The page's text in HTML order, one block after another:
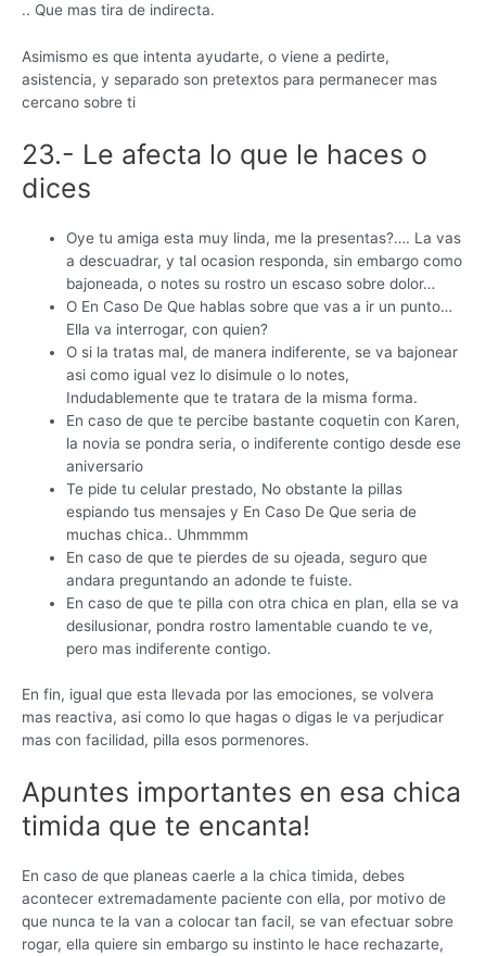
.. Que mas tira de indirecta.
Asimismo es que intenta ayudarte, o viene a pedirte,
asistencia, y separado son pretextos para permanecer mas
cercano sobre ti
23.- Le afecta lo que le haces o
dices
Oye tu amiga esta muy linda, me la presentas?…. La vas
a descuadrar, y tal ocasion responda, sin embargo como
bajoneada, o notes su rostro un escaso sobre dolor…
O En Caso De Que hablas sobre que vas a ir un punto…
Ella va interrogar, con quien?
O si la tratas mal, de manera indiferente, se va bajonear
asi­ como igual vez lo disimule o lo notes,
Indudablemente que te tratara de la misma forma.
En caso de que te percibe bastante coquetin con Karen,
la novia se pondra seria, o indiferente contigo desde ese
aniversario
Te pide tu celular prestado, No obstante la pillas
espiando tus mensajes y En Caso De Que seri­a de
muchas chica.. Uhmmmm
En caso de que te pierdes de su ojeada, seguro que
andara preguntando an adonde te fuiste.
En caso de que te pilla con otra chica en plan, ella se va
desilusionar, pondra rostro lamentable cuando te ve,
pero mas indiferente contigo.
En fin, igual que esta llevada por las emociones, se volvera
mas reactiva, asi­ como lo que hagas o digas le va perjudicar
mas con facilidad, pilla esos pormenores.
Apuntes importantes en esa chica
timida que te encanta!
En caso de que planeas caerle a la chica timida, debes
acontecer extremadamente paciente con ella, por motivo de
que nunca te la van a colocar tan facil, se van efectuar sobre
rogar, ella quiere sin embargo su instinto le hace rechazarte,